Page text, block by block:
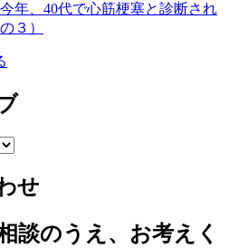
今年、40代で心筋梗塞と診断され
３）
せ
談のうえ、お考えく